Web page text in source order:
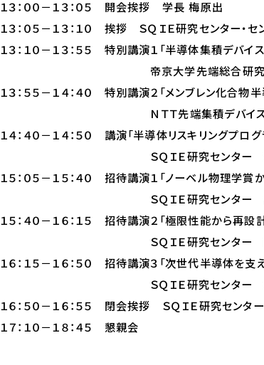
１３：００－１３：０５ 開会挨拶 学長 梅原出
１３：０５－１３：１０ 挨拶 ＳＱＩＥ研究センター・
１３：１０－１３：５５ 特別講演１「半導体集積デバイ
帝京大学先端総合研究機構
１３：５５－１４：４０ 特別講演２「メンブレン化合
ＮＴＴ先端集積デバイス研究
１４：４０－１４：５０ 講演「半導体リスキリングプログ
ＳＱＩＥ研究センター 荒
１５：０５－１５：４０ 招待講演１「ノーベル物理学
ＳＱＩＥ研究センター 吉
１５：４０－１６：１５ 招待講演２「極限性能から再
ＳＱＩＥ研究センター 西
１６：１５－１６：５０ 招待講演３「次世代半導体を支
ＳＱＩＥ研究センター 井
１６：５０－１６：５５ 閉会挨拶 ＳＱＩＥ研究セン
１７：１０－１８：４５ 懇親会